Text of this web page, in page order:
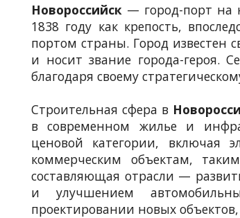
Новороссийск — город-порт на
1838 году как крепость,
портом страны. Город известен
и носит звание города-героя.
благодаря своему
Строительная сфера в
в современном жилье и
ценовой категории, включая
коммерческим объектам,
составляющая отрасли —
и улучшением
проектировании новых